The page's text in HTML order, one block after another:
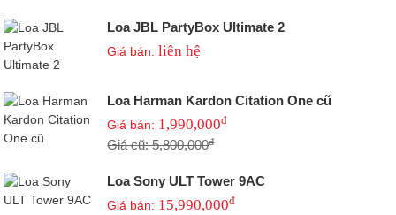
Loa JBL PartyBox Ultimate 2
Giá bán:liên hệ
Loa Harman Kardon Citation One cũ
Giá bán: 1,990,000đ
Giá cũ: 5,800,000đ
Loa Sony ULT Tower 9AC
Giá bán: 15,990,000đ